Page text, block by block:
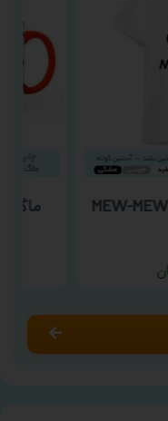
تیشرت گوناگون طرح ‘ MEW-MEW
ماگ